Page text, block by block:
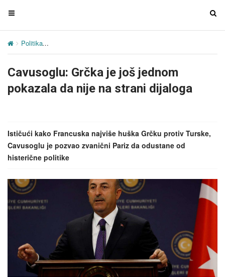
T
g
e
n
a
g
a
t
o
n
T
g
o
Politika
Cavusoglu: Grčka je još jednom
pokazala da nije na strani dijaloga
Ističući kako Francuska najviše huška Grčku protiv Turske,
Cavusoglu je pozvao zvanični Pariz da odustane od
histerične politike